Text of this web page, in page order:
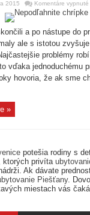
2015 Komentáre vypnuté
a po nástupe do
ale s istotou
problémy
vďaka jednoduchému
hovoria, že ak sme
»
potešia rodiny s
ktorých privíta
Ak dávate
Piešťany.
miestach vás